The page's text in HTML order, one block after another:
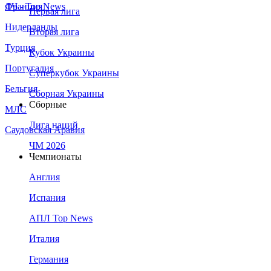
Франция
Нидерланды
Турция
Португалия
Бельгия
МЛС
Саудовская Аравия
ЛЧ - Top News
Первая лига
Вторая лига
Кубок Украины
Суперкубок Украины
Сборная Украины
Сборные
Лига наций
ЧМ 2026
Чемпионаты
Англия
Испания
АПЛ Top News
Италия
Германия